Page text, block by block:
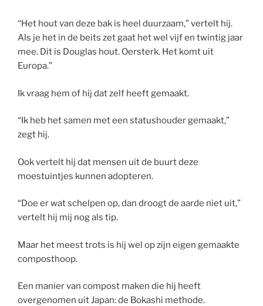
“Het hout van deze bak is heel duurzaam,” vertelt hij.
Als je het in de beits zet gaat het wel vijf en twintig jaar
mee. Dit is Douglas hout. Oersterk. Het komt uit
Europa.”
Ik vraag hem of hij dat zelf heeft gemaakt.
“Ik heb het samen met een statushouder gemaakt,”
zegt hij.
Ook vertelt hij dat mensen uit de buurt deze
moestuintjes kunnen adopteren.
“Doe er wat schelpen op, dan droogt de aarde niet uit,”
vertelt hij mij nog als tip.
Maar het meest trots is hij wel op zijn eigen gemaakte
composthoop.
Een manier van compost maken die hij heeft
overgenomen uit Japan: de Bokashi methode.